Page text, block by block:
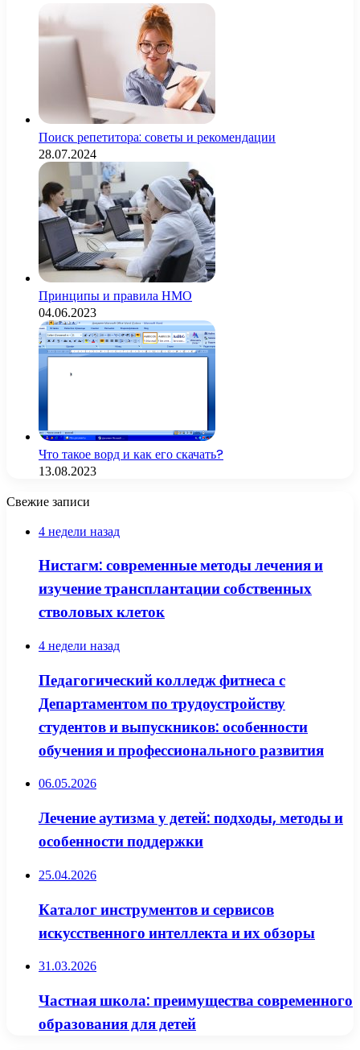
Поиск репетитора: советы и рекомендации
28.07.2024
Принципы и правила НМО
04.06.2023
Что такое ворд и как его скачать?
13.08.2023
Свежие записи
4 недели назад
Нистагм: современные методы лечения и
изучение трансплантации собственных
стволовых клеток
4 недели назад
Педагогический колледж фитнеса с
Департаментом по трудоустройству
студентов и выпускников: особенности
обучения и профессионального развития
06.05.2026
Лечение аутизма у детей: подходы, методы и
особенности поддержки
25.04.2026
Каталог инструментов и сервисов
искусственного интеллекта и их обзоры
31.03.2026
Частная школа: преимущества современного
образования для детей